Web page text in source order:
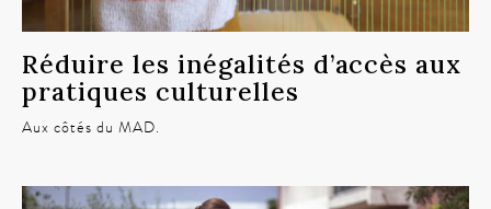
Réduire les inégalités d’accès aux
pratiques culturelles
Aux côtés du MAD.